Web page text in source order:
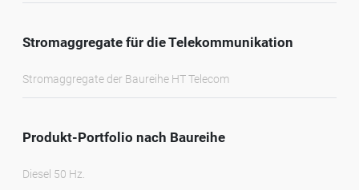
Stromaggregate für die Telekommunikation
Stromaggregate der Baureihe HT Telecom
Produkt-Portfolio nach Baureihe
Diesel 50 Hz.